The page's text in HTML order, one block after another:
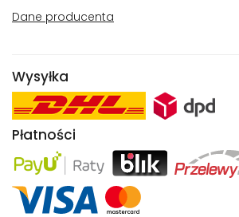
Dane producenta
Wysyłka
Płatności